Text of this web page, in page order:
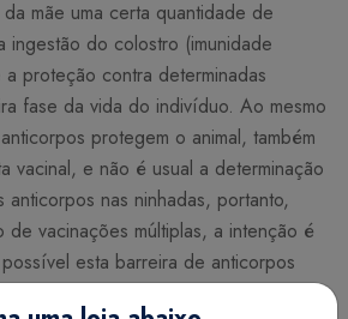
mãe uma certa quantidade de
ingestão do colostro (imunidade
proteção contra determinadas
fase da vida do indivíduo. Ao mesmo
protegem o animal, também
vacinal, e não é usual a determinação
nas ninhadas, portanto,
de vacinações múltiplas, a intenção é
esta barreira de anticorpos
de anticorpos vacinais. Por